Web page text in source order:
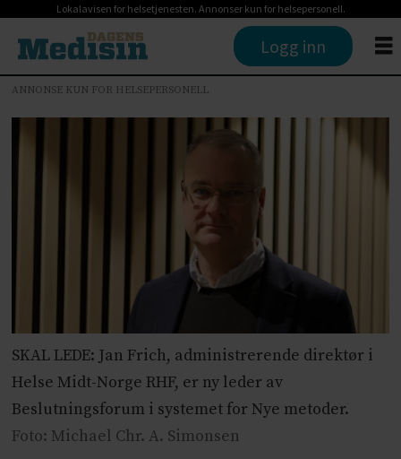
Lokalavisen for helsetjenesten. Annonser kun for helsepersonell.
Logg inn
ANNONSE KUN FOR HELSEPERSONELL
SKAL LEDE: Jan Frich, administrerende direktør i
Helse Midt-Norge RHF, er ny leder av
Beslutningsforum i systemet for Nye metoder.
Foto: Michael Chr. A. Simonsen